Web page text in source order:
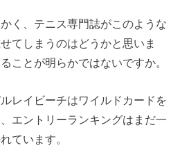
く、テニス専門誌がこのような
てしまうのはどうかと思いま
ことが明らかではないですか。
レイビーチはワイルドカードを
エントリーランキングはまだ一
ています。